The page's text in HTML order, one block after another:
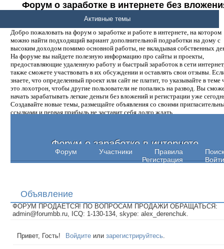
Форум о заработке в интернете без
денег.
Добро пожаловать на форум о заработке и работе в интернете, на котором
можно найти подходящий вариант дополнительной подработки на дому с
высоким доходом помимо основной работы, не вкладывая собственных
На форуме вы найдете полезную информацию про сайты и проекты,
предоставляющие удаленную работу и быстрый заработок в сети
также сможете участвовать в их обсуждении и оставлять свои отзывы.
знаете, что определенный проект или сайт не платит, то указывайте в теме
это лохотрон, чтобы другие пользователи не попались на развод. Вы
начать зарабатывать легкие деньги без вложений и регистрации уже
Создавайте новые темы, размещайте объявления со своими
ссылками и первая прибыль не заставит себя долго ждать.
Форум о заработке в интернете
Форум Участники Правила
Поиск
Регистрация
Войти
Активные темы
Объявление
ФОРУМ ПРОДАЕТСЯ! ПО ВОПРОСАМ ПРОДАЖИ ОБРАЩАТЬСЯ:
admin@forumbb.ru, ICQ: 1-130-134, skype: alex_derenchuk.
Привет, Гость! Войдите илизарегистрируйтесь